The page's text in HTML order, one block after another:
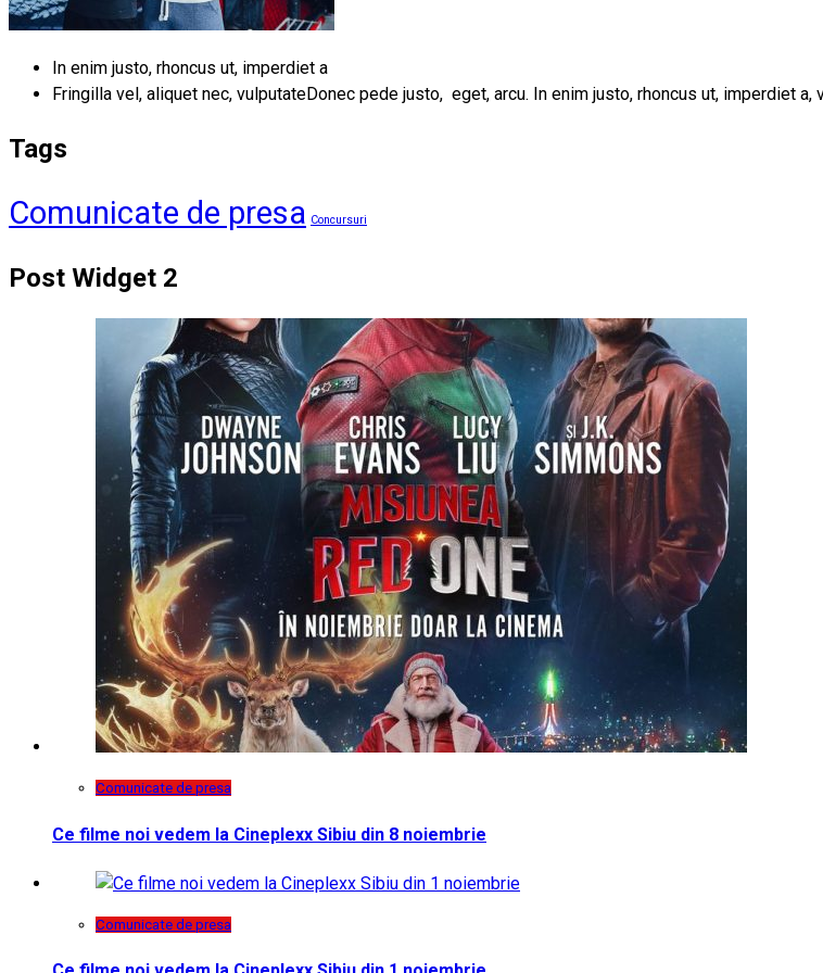
In enim justo, rhoncus ut, imperdiet a
Fringilla vel, aliquet nec, vulputateDonec pede justo, eget, arcu. In enim justo, rhoncus ut, imperdiet
Tags
Comunicate de presa Concursuri
Post Widget 2
Comunicate de presa
Ce filme noi vedem la Cineplexx Sibiu din 8 noiembrie
Comunicate de presa